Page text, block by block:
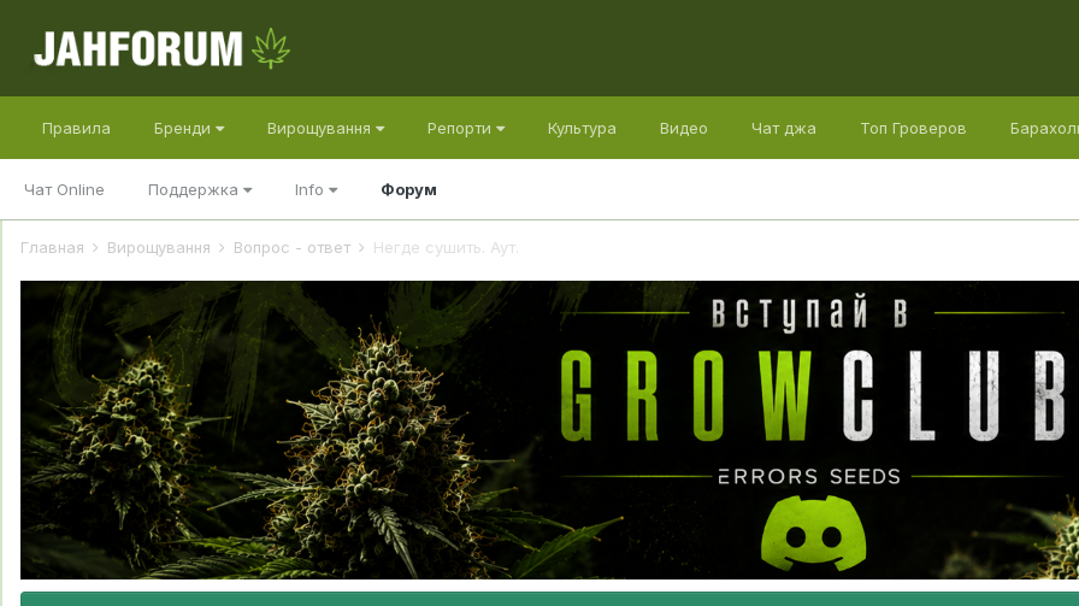
Правила Бренди Вирощування Репорти Культура Видео Чат джа Топ Гроверов
Чат Online Поддержка Info Форум
Главная Вирощування Вопрос - ответ Негде сушить. Аут.